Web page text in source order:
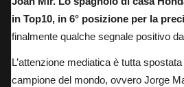
in Top10, in 6° posizione per la
finalmente qualche segnale positivo
L’attenzione mediatica è tutta
campione del mondo, ovvero Jorge